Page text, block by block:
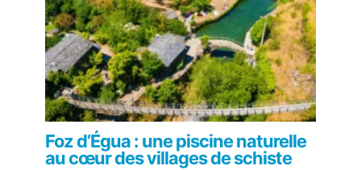
Foz d’Égua : une piscine naturelle
au cœur des villages de schiste